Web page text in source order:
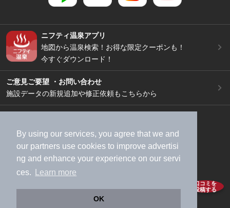
By using our services, you agree that we and
our partners use cookies to improve advertisi
ng and enhance your experience on our servi
ces.
Learn more
OK
口コミを
投稿する
ニフティ温泉アプリ
地図から温泉検索！お得な限定クーポンも！
今すぐダウンロード！
ご意見ご要望 ・お問い合わせ
施設データの新規追加や修正依頼もこちらから
加盟店募集（資料請求）
広告出稿のご案内
利用規約
ライフスタイルMEMBERS+規約
特定商取引法に基づく表記
ヘルプ
採用情報
運営会社